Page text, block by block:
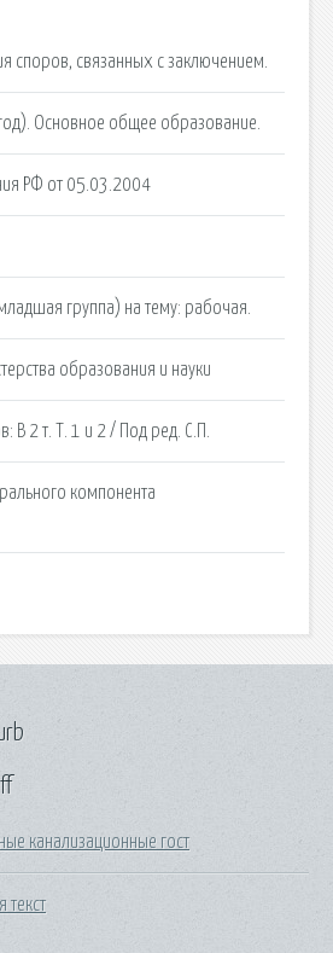
споров, связанных с заключением.
Основное общее образование.
РФ от 05.03.2004
группа) на тему: рабочая.
образования и науки
В 2 т. Т. 1 и 2 / Под ред. С.П.
компонента
канализационные гост
текст